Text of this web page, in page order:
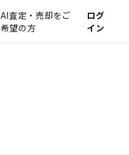
AI査定・売却をご
希望の方
ログ
イン